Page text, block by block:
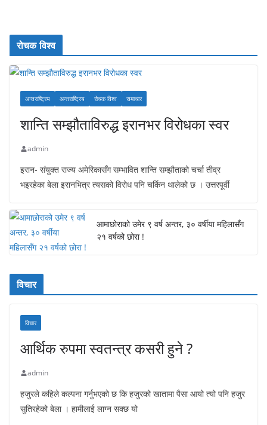
रोचक विश्व
अन्तराष्ट्रिय अन्तराष्ट्रिय रोचक विश्व समाचार
शान्ति सम्झौताविरुद्ध इरानभर विरोधका स्वर
admin
इरान- संयुक्त राज्य अमेरिकासँग सम्भावित शान्ति सम्झौताको चर्चा तीव्र
भइरहेका बेला इरानभित्र त्यसको विरोध पनि चर्किन थालेको छ । उत्तरपूर्वी
आमाछोराको उमेर ९ वर्ष अन्तर, ३० वर्षीया महिलासँग
२१ वर्षको छोरा !
विचार
विचार
आर्थिक रुपमा स्वतन्त्र कसरी हुने ?
admin
हजुरले कहिले कल्पना गर्नुभएको छ कि हजुरको खातामा पैसा आयो त्यो पनि हजुर
सुतिरहेको बेला । हामीलाई लाग्न सक्छ यो